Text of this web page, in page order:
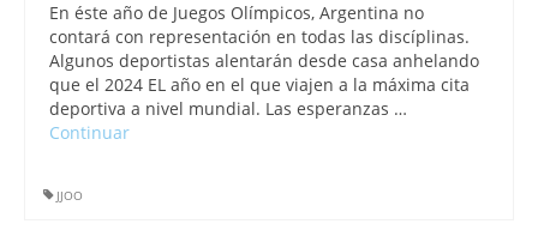
En éste año de Juegos Olímpicos, Argentina no
contará con representación en todas las discíplinas.
Algunos deportistas alentarán desde casa anhelando
que el 2024 EL año en el que viajen a la máxima cita
deportiva a nivel mundial. Las esperanzas …
Continuar
JJOO